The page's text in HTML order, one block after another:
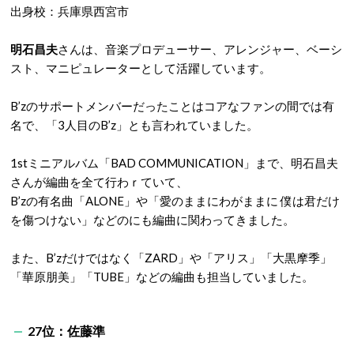
出身校：兵庫県西宮市
明石昌夫さんは、音楽プロデューサー、アレンジャー、ベーシ
スト、マニピュレーターとして活躍しています。
B’zのサポートメンバーだった ことはコアなファンの間では有
名で、
「3人目のB’z」 とも言われていました。
1stミニアルバム「BAD COMMUNICATION」まで、明石昌夫
さんが編曲を全て行わｒていて、
B’zの有名曲「ALONE」や「愛のままにわがままに 僕は君だけ
を傷つけない」などのにも編曲に関わってきました。
また、B’zだけではなく「ZARD」や「アリス」「大黒摩季」
「華原朋美」「TUBE」などの編曲も担当していました。
27位：佐藤準